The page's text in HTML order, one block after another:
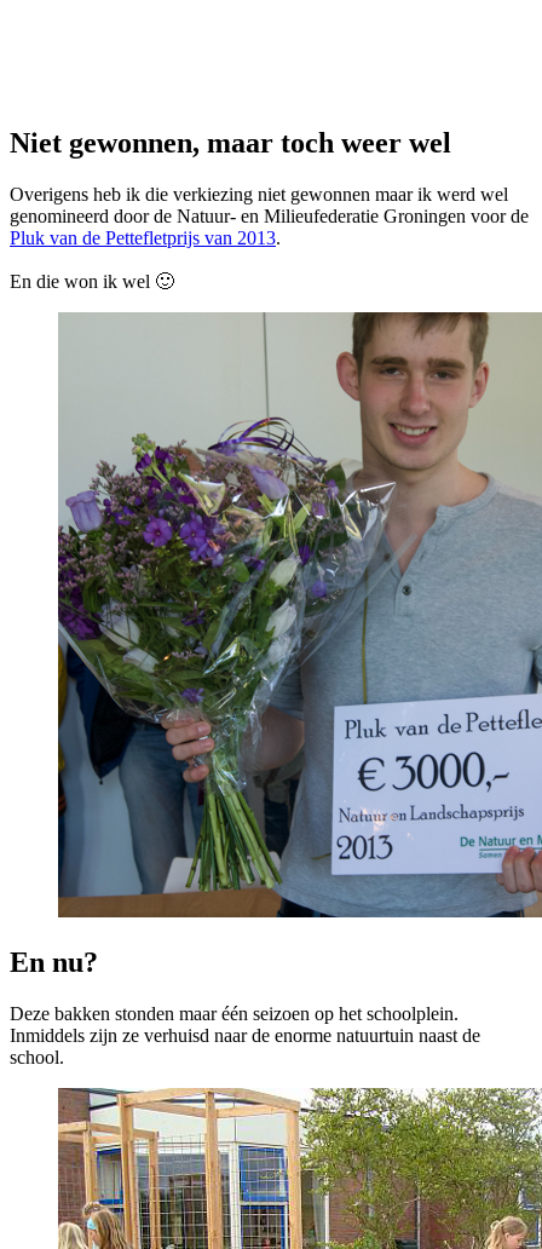
Niet gewonnen, maar toch weer wel
Overigens heb ik die verkiezing niet gewonnen maar ik werd wel
genomineerd door de Natuur- en Milieufederatie Groningen voor de
Pluk van de Pettefletprijs van 2013.
En die won ik wel 🙂
En nu?
Deze bakken stonden maar één seizoen op het schoolplein.
Inmiddels zijn ze verhuisd naar de enorme natuurtuin naast de
school.